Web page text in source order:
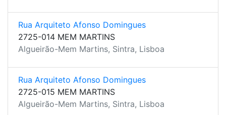
Rua Arquiteto Afonso Domingues
2725-014 MEM MARTINS
Algueirão-Mem Martins, Sintra, Lisboa
Rua Arquiteto Afonso Domingues
2725-015 MEM MARTINS
Algueirão-Mem Martins, Sintra, Lisboa